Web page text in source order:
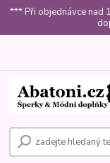
*** Při objednávce nad